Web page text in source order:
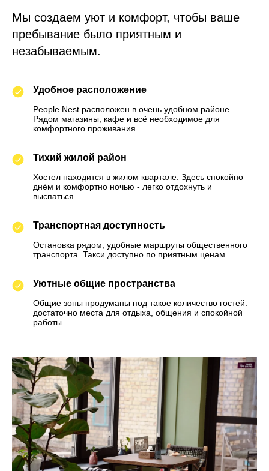
Мы создаем уют и комфорт, чтобы ваше
пребывание было приятным и
незабываемым.
Удобное расположение
People Nest расположен в очень удобном районе.
Рядом магазины, кафе и всё необходимое для
комфортного проживания.
Тихий жилой район
Хостел находится в жилом квартале. Здесь спокойно
днём и комфортно ночью - легко отдохнуть и
выспаться.
Транспортная доступность
Остановка рядом, удобные маршруты общественного
транспорта. Такси доступно по приятным ценам.
Уютные общие пространства
Общие зоны продуманы под такое количество гостей:
достаточно места для отдыха, общения и спокойной
работы.